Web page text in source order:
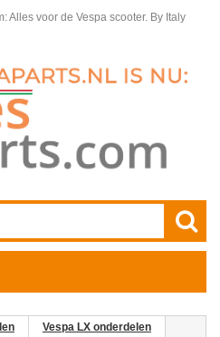
Alles voor de Vespa scooter. By Italy
Vespa LX onderdelen